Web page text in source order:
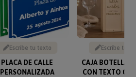
Escribe tu texto
PLACA DE CALLE
PERSONALIZADA
Escribe tu
CAJA BOTELLA
CON TEXTO